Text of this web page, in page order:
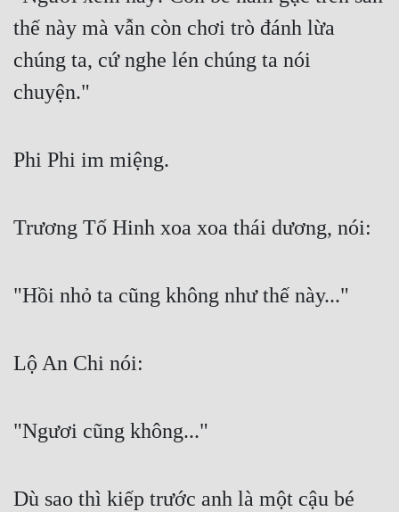
thế này mà vẫn còn chơi trò đánh lừa
chúng ta, cứ nghe lén chúng ta nói
chuyện."
Phi Phi im miệng.
Trương Tố Hinh xoa xoa thái dương, nói:
"Hồi nhỏ ta cũng không như thế này..."
Lộ An Chi nói:
"Ngươi cũng không..."
Dù sao thì kiếp trước anh là một cậu bé